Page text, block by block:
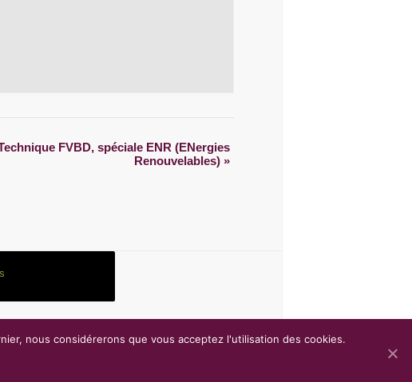
FVBD, spéciale ENR (ENergies
Renouvelables) »
nous considérerons que vous acceptez l'utilisation des cookies.